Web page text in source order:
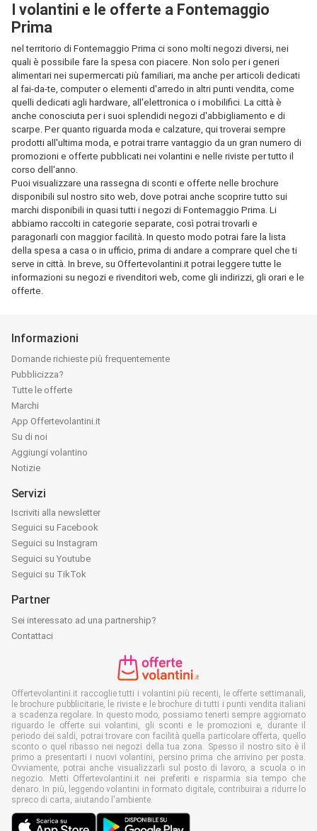
I volantini e le offerte a Fontemaggio
Prima
nel territorio di Fontemaggio Prima ci sono molti negozi diversi, nei
quali è possibile fare la spesa con piacere. Non solo per i generi
alimentari nei supermercati più familiari, ma anche per articoli dedicati
al fai-da-te, computer o elementi d'arredo in altri punti vendita, come
quelli dedicati agli hardware, all'elettronica o i mobilifici. La città è
anche conosciuta per i suoi splendidi negozi d'abbigliamento e di
scarpe. Per quanto riguarda moda e calzature, qui troverai sempre
prodotti all'ultima moda, e potrai trarre vantaggio da un gran numero di
promozioni e offerte pubblicati nei volantini e nelle riviste per tutto il
corso dell'anno.
Puoi visualizzare una rassegna di sconti e offerte nelle brochure
disponibili sul nostro sito web, dove potrai anche scoprire tutto sui
marchi disponibili in quasi tutti i negozi di Fontemaggio Prima. Li
abbiamo raccolti in categorie separate, così potrai trovarli e
paragonarli con maggior facilità. In questo modo potrai fare la lista
della spesa a casa o in ufficio, prima di andare a comprare quel che ti
serve in città. In breve, su Offertevolantini.it potrai leggere tutte le
informazioni su negozi e rivenditori web, come gli indirizzi, gli orari e le
offerte.
Informazioni
Domande richieste più frequentemente
Pubblicizza?
Tutte le offerte
Marchi
App Offertevolantini.it
Su di noi
Aggiungi volantino
Notizie
Servizi
Iscriviti alla newsletter
Seguici su Facebook
Seguici su Instagram
Seguici su Youtube
Seguici su TikTok
Partner
Sei interessato ad una partnership?
Contattaci
Offertevolantini.it raccoglie tutti i volantini più recenti, le offerte settimanali,
le brochure pubblicitarie, le riviste e le brochure di tutti i punti vendita italiani
a scadenza regolare. In questo modo, possiamo tenerti sempre aggiornato
riguardo le offerte sui volantini, gli sconti e le promozioni e, durante il
periodo dei saldi, potrai trovare con facilità quella particolare offerta, quello
sconto o quel ribasso nei negozi della tua zona. Spesso il nostro sito è il
primo a presentarti i nuovi volantini, persino prima che arrivino per posta.
Ovviamente, potrai anche visualizzarli sul posto di lavoro, a scuola o in
negozio. Metti Offertevolantini.it nei preferiti e risparmia sia tempo che
denaro. In più, leggendo volantini in formato digitale, contribuirai a ridurre lo
spreco di carta, aiutando l'ambiente.